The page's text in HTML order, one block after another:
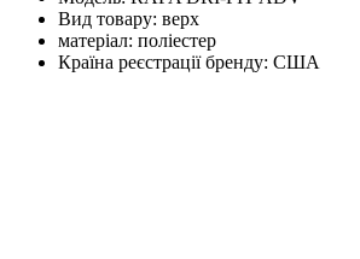
Вид товару: верх
матеріал: поліестер
Країна реєстрації бренду: США